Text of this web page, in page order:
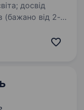
(бажано від 2-х